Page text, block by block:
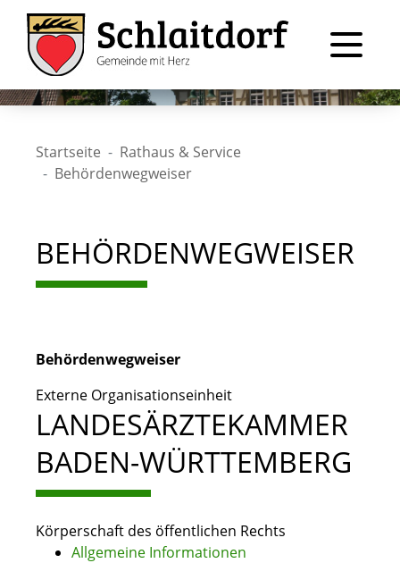
Startseite
Rathaus & Service
Behördenwegweiser
BEHÖRDENWEGWEISER
Behördenwegweiser
Externe Organisationseinheit
LANDESÄRZTEKAMMER
BADEN-WÜRTTEMBERG
Körperschaft des öffentlichen Rechts
Allgemeine Informationen